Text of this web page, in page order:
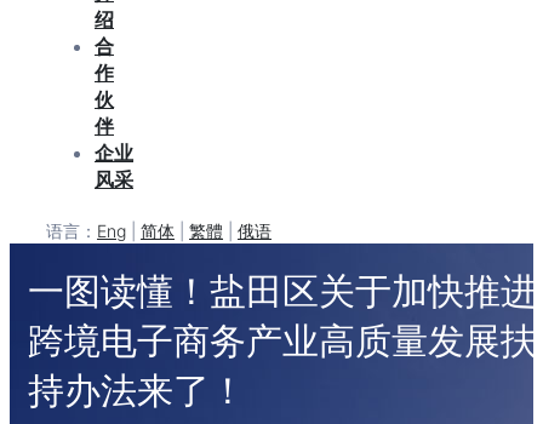
绍
合
作
伙
伴
企业
风采
语言： Eng 简体 繁體 俄语
一图读懂！盐田区关于加快推进
跨境电子商务产业高质量发展扶
持办法来了！